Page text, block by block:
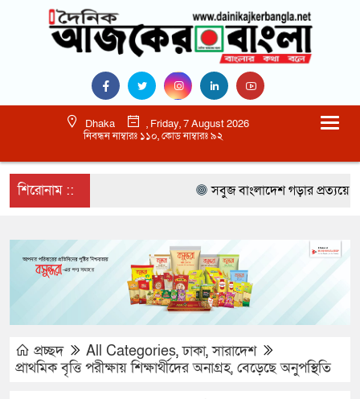
Dhaka
, Friday, 7 August 2026
নিবন্ধন নাম্বারঃ ১১০, কোড নাম্বারঃ ৯২
শিরোনাম :: সবুজ বাংলাদেশ গড়ার প্রত্যয়ে
প্রচ্ছদ All Categories,ঢাকা,সারাদেশ
প্রাথমিক বৃত্তি পরীক্ষায় শিক্ষার্থীদের অনাগ্রহ, বেড়েছে অনুপস্থিতি